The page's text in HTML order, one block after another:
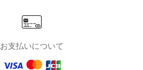
お支払いについて